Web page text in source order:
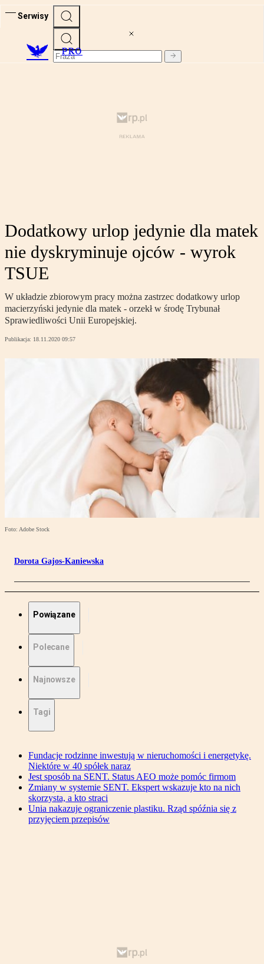
Serwisy
PRO
Dodatkowy urlop jedynie dla matek
nie dyskryminuje ojców - wyrok
TSUE
W układzie zbiorowym pracy można zastrzec dodatkowy urlop
macierzyński jedynie dla matek - orzekł w środę Trybunał
Sprawiedliwości Unii Europejskiej.
Publikacja: 18.11.2020 09:57
Foto: Adobe Stock
Dorota Gajos-Kaniewska
Powiązane
Polecane
Najnowsze
Tagi
Fundacje rodzinne inwestują w nieruchomości i energetykę.
Niektóre w 40 spółek naraz
Jest sposób na SENT. Status AEO może pomóc firmom
Zmiany w systemie SENT. Ekspert wskazuje kto na nich
skorzysta, a kto straci
Unia nakazuje ograniczenie plastiku. Rząd spóźnia się z
przyjęciem przepisów